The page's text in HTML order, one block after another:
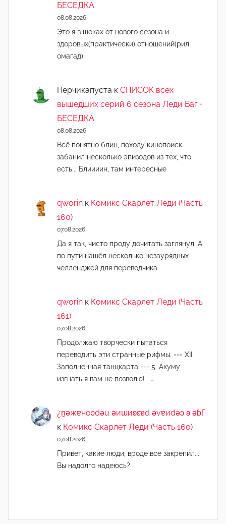
БЕСЕДКА
08.08.2026
Это я в шоках от нового сезона и
здоровых(практически) отношений(рил
омагад):
Перчикапуста к СПИСОК всех
вышедших серий 6 сезона Леди Баг +
БЕСЕДКА
08.08.2026
Всё понятно блин, походу кинопоиск
забанил несколько эпизодов из тех, что
есть... Блиииин, там интересные
qworin к Комикс Скарлет Леди (Часть
160)
07.08.2026
Да я так, чисто проду дочитать заглянул. А
по пути нашёл несколько незаурядных
челленджей для переводчика
qworin к Комикс Скарлет Леди (Часть
161)
07.08.2026
Продолжаю творчески пытаться
переводить эти странные рифмы. === XII.
Заполненная танцкарта === 5. Акуму
изгнать я вам не позволю! …
¿n̯ǝжɐноɔdǝu ǝиɯиʚεɐd ǝvɐиdǝɔ ʚ ǝɓГ
к Комикс Скарлет Леди (Часть 160)
07.08.2026
Привет, какие люди, вроде всё закрепил...
Вы надолго надеюсь?